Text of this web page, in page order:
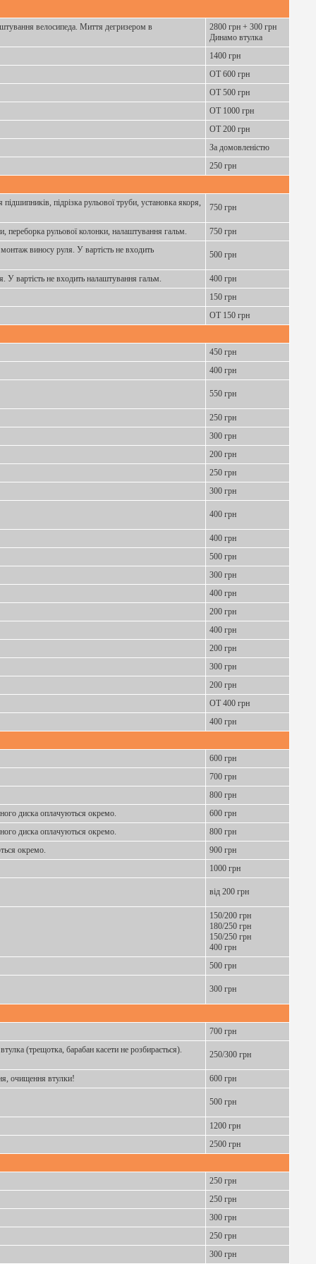
велосипеда. Миття дегризером в
2800 грн + 300 грн
Динамо втулка
1400 грн
ОТ 600 грн
ОТ 500 грн
ОТ 1000 грн
ОТ 200 грн
За домовленістю
250 грн
підрізка рульової труби, установка якоря, 750 грн
рульової колонки, налаштування гальм.
750 грн
виносу руля. У вартість не входить
500 грн
У вартість не входить налаштування гальм.
400 грн
150 грн
ОТ 150 грн
450 грн
400 грн
550 грн
250 грн
300 грн
200 грн
250 грн
300 грн
400 грн
400 грн
500 грн
300 грн
400 грн
200 грн
400 грн
200 грн
300 грн
200 грн
ОТ 400 грн
400 грн
600 грн
700 грн
800 грн
диска оплачуються окремо.
600 грн
диска оплачуються окремо.
800 грн
окремо.
900 грн
1000 грн
від 200 грн
150/200 грн
180/250 грн
150/250 грн
400 грн
500 грн
300 грн
700 грн
(трещотка, барабан касети не розбирається).
250/300 грн
очищення втулки! 600 грн
500 грн
1200 грн
2500 грн
250 грн
250 грн
300 грн
250 грн
300 грн